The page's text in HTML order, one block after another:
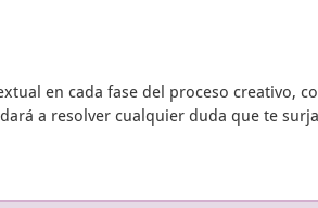
en cada fase del proceso creativo,
a resolver cualquier duda que te